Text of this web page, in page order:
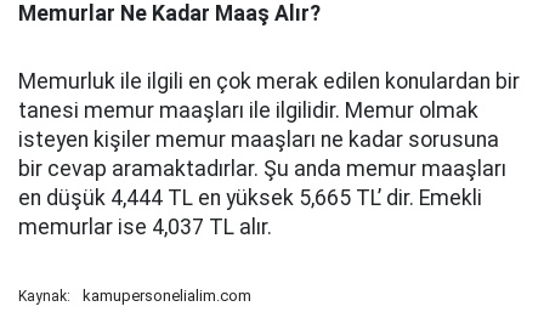
Memurlar Ne Kadar Maaş Alır?
Memurluk ile ilgili en çok merak edilen konulardan bir
tanesi memur maaşları ile ilgilidir. Memur olmak
isteyen kişiler memur maaşları ne kadar sorusuna
bir cevap aramaktadırlar. Şu anda memur maaşları
en düşük 4,444 TL en yüksek 5,665 TL’ dir. Emekli
memurlar ise 4,037 TL alır.
Kaynak: kamupersonelialim.com